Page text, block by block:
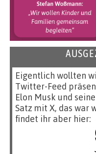
Eigentlich wollten
Twitter-Feed
Elon Musk und
Satz mit X, das war
findet ihr aber hier: